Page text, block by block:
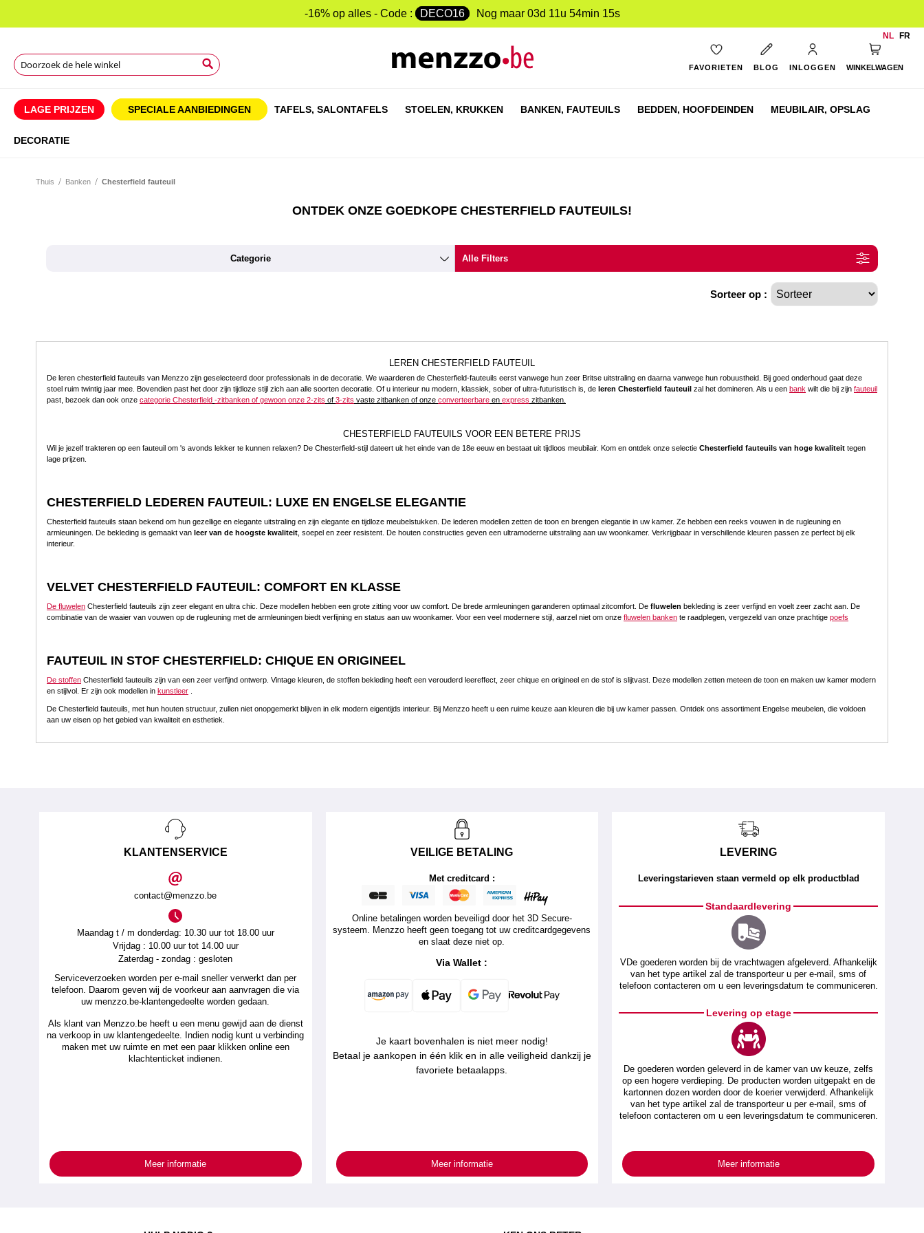
-16% op alles - Code : DECO16 Nog maar 03d 11u 54min 15s
NL FR
Zoek
FAVORIETEN BLOG INLOGGEN WINKELWAGEN
LAGE PRIJZEN SPECIALE AANBIEDINGEN TAFELS, SALONTAFELS STOELEN, KRUKKEN BANKEN, FAUTEUILS BEDDEN, HOOFDEINDEN MEUBILAIR, OPSLAG
DECORATIE
Thuis Banken Chesterfield fauteuil
ONTDEK ONZE GOEDKOPE CHESTERFIELD FAUTEUILS!
Categorie Alle Filters
Sorteer op :
LEREN CHESTERFIELD FAUTEUIL
De leren chesterfield fauteuils van Menzzo zijn geselecteerd door professionals in de decoratie. We waarderen de Chesterfield-fauteuils eerst vanwege hun zeer Britse uitstraling en daarna vanwege hun robuustheid. Bij goed onderhoud gaat deze
stoel ruim twintig jaar mee. Bovendien past het door zijn tijdloze stijl zich aan alle soorten decoratie. Of u interieur nu modern, klassiek, sober of ultra-futuristisch is, de leren Chesterfield fauteuil zal het domineren. Als u een bank wilt die bij zijn fauteuil
past, bezoek dan ook onze categorie Chesterfield -zitbanken of gewoon onze 2-zits of 3-zits vaste zitbanken of onze converteerbare en express zitbanken.
CHESTERFIELD FAUTEUILS VOOR EEN BETERE PRIJS
Wil je jezelf trakteren op een fauteuil om 's avonds lekker te kunnen relaxen? De Chesterfield-stijl dateert uit het einde van de 18e eeuw en bestaat uit tijdloos meubilair. Kom en ontdek onze selectie Chesterfield fauteuils van hoge kwaliteit tegen
lage prijzen.
CHESTERFIELD LEDEREN FAUTEUIL: LUXE EN ENGELSE ELEGANTIE
Chesterfield fauteuils staan bekend om hun gezellige en elegante uitstraling en zijn elegante en tijdloze meubelstukken. De lederen modellen zetten de toon en brengen elegantie in uw kamer. Ze hebben een reeks vouwen in de rugleuning en
armleuningen. De bekleding is gemaakt van leer van de hoogste kwaliteit , soepel en zeer resistent. De houten constructies geven een ultramoderne uitstraling aan uw woonkamer. Verkrijgbaar in verschillende kleuren passen ze perfect bij elk
interieur.
VELVET CHESTERFIELD FAUTEUIL: COMFORT EN KLASSE
De fluwelen Chesterfield fauteuils zijn zeer elegant en ultra chic. Deze modellen hebben een grote zitting voor uw comfort. De brede armleuningen garanderen optimaal zitcomfort. De fluwelen bekleding is zeer verfijnd en voelt zeer zacht aan. De
combinatie van de waaier van vouwen op de rugleuning met de armleuningen biedt verfijning en status aan uw woonkamer. Voor een veel modernere stijl, aarzel niet om onze fluwelen banken te raadplegen, vergezeld van onze prachtige poefs
FAUTEUIL IN STOF CHESTERFIELD: CHIQUE EN ORIGINEEL
De stoffen Chesterfield fauteuils zijn van een zeer verfijnd ontwerp. Vintage kleuren, de stoffen bekleding heeft een verouderd leereffect, zeer chique en origineel en de stof is slijtvast. Deze modellen zetten meteen de toon en maken uw kamer modern
en stijlvol. Er zijn ook modellen in kunstleer
De Chesterfield fauteuils, met hun houten structuur, zullen niet onopgemerkt blijven in elk modern eigentijds interieur. Bij Menzzo heeft u een ruime keuze aan kleuren die bij uw kamer passen. Ontdek ons assortiment Engelse meubelen, die voldoen
aan uw eisen op het gebied van kwaliteit en esthetiek.
KLANTENSERVICE
contact@menzzo.be
Maandag t / m donderdag: 10.30 uur tot 18.00 uur
Vrijdag : 10.00 uur tot 14.00 uur
Zaterdag - zondag : gesloten
Serviceverzoeken worden per e-mail sneller verwerkt dan per
telefoon. Daarom geven wij de voorkeur aan aanvragen die via
uw menzzo.be-klantengedeelte worden gedaan.
Als klant van Menzzo.be heeft u een menu gewijd aan de dienst
na verkoop in uw klantengedeelte. Indien nodig kunt u verbinding
maken met uw ruimte en met een paar klikken online een
klachtenticket indienen.
Meer informatie
VEILIGE BETALING
Met creditcard :
Online betalingen worden beveiligd door het 3D Secure-
systeem. Menzzo heeft geen toegang tot uw creditcardgegevens
en slaat deze niet op.
Via Wallet :
Je kaart bovenhalen is niet meer nodig!
Betaal je aankopen in één klik en in alle veiligheid dankzij je
favoriete betaalapps.
Meer informatie
LEVERING
Leveringstarieven staan vermeld op elk productblad
Standaardlevering
VDe goederen worden bij de vrachtwagen afgeleverd. Afhankelijk
van het type artikel zal de transporteur u per e-mail, sms of
telefoon contacteren om u een leveringsdatum te communiceren.
Levering op etage
De goederen worden geleverd in de kamer van uw keuze, zelfs
op een hogere verdieping. De producten worden uitgepakt en de
kartonnen dozen worden door de koerier verwijderd. Afhankelijk
van het type artikel zal de transporteur u per e-mail, sms of
telefoon contacteren om u een leveringsdatum te communiceren.
Meer informatie